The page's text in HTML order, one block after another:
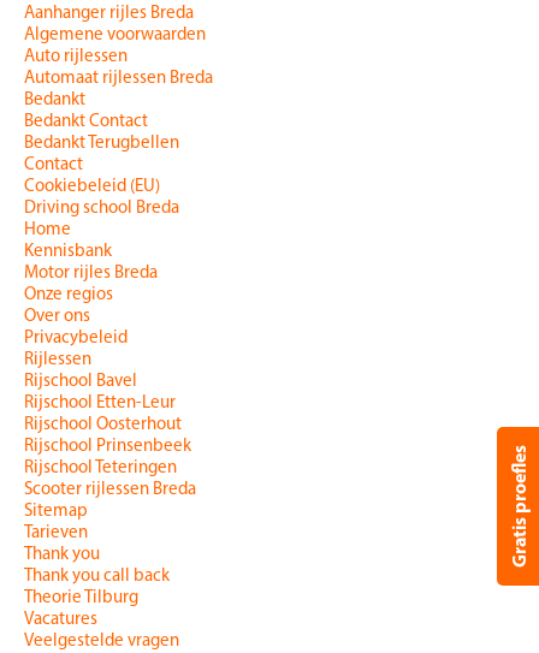
Gratis proefles
Aanhanger rijles Breda
Algemene voorwaarden
Auto rijlessen
Automaat rijlessen Breda
Bedankt
Bedankt Contact
Bedankt Terugbellen
Contact
Cookiebeleid (EU)
Driving school Breda
Home
Kennisbank
Motor rijles Breda
Onze regios
Over ons
Privacybeleid
Rijlessen
Rijschool Bavel
Rijschool Etten-Leur
Rijschool Oosterhout
Rijschool Prinsenbeek
Rijschool Teteringen
Scooter rijlessen Breda
Sitemap
Tarieven
Thank you
Thank you call back
Theorie Tilburg
Vacatures
Veelgestelde vragen